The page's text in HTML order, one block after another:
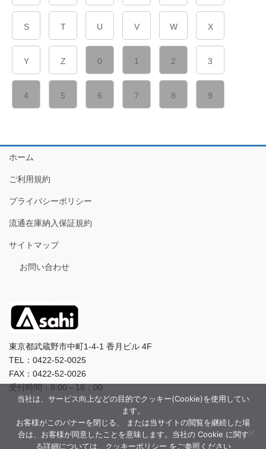
S T U V W X
Y Z 0 1 2 3
4 5 6 7 8 9
ホーム
ご利用規約
プライバシーポリシー
流通在庫納入保証規約
サイトマップ
お問い合わせ
東京都武蔵野市中町1-4-1 香月ビル 4F
TEL：0422-52-0025
FAX：0422-52-0026
受付時間：9:00～18：00
当社は、サービス向上などの目的でクッキー(Cookie)を使用してい
ます。
お客様がこのバナーを閉じる、 または当サイトの閲覧を継続した場
合は、お客様が同意したことを意味します。当社の Cookie に関す
る詳細については、クッキーポリシー をご参照ください